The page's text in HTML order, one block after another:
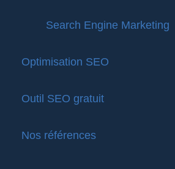
Search Engine Marketing
Optimisation SEO
Outil SEO gratuit
Nos références